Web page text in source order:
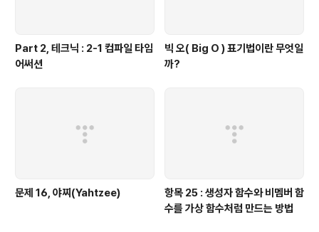
Part 2, 테크닉 : 2-1 컴파일 타임
어써션
빅 오( Big O ) 표기법이란 무엇일
까?
문제 16, 야찌(Yahtzee)
항목 25 : 생성자 함수와 비멤버 함
수를 가상 함수처럼 만드는 방법